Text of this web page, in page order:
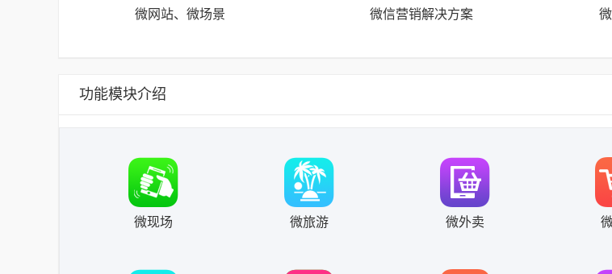
微网站、微场景 微信营销解决方案
功能模块介绍
微现场 微旅游 微外卖